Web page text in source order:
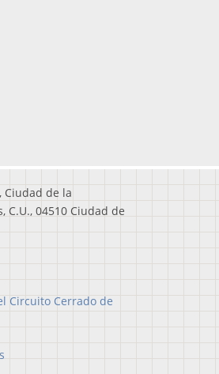
Ciudad de la
C.U., 04510 Ciudad de
Circuito Cerrado de